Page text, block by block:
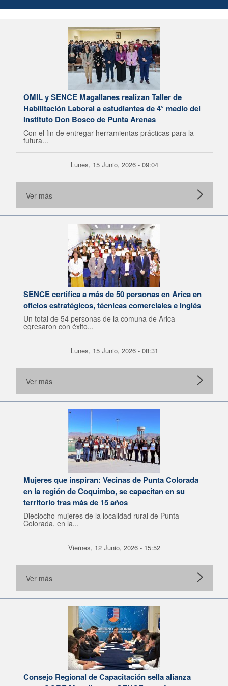
OMIL y SENCE Magallanes realizan Taller de
Habilitación Laboral a estudiantes de 4° medio del
Instituto Don Bosco de Punta Arenas
Con el fin de entregar herramientas prácticas para la
futura...
Lunes, 15 Junio, 2026 - 09:04
Ver más
SENCE certifica a más de 50 personas en Arica en
oficios estratégicos, técnicas comerciales e inglés
Un total de 54 personas de la comuna de Arica
egresaron con éxito...
Lunes, 15 Junio, 2026 - 08:31
Ver más
Mujeres que inspiran: Vecinas de Punta Colorada
en la región de Coquimbo, se capacitan en su
territorio tras más de 15 años
Dieciocho mujeres de la localidad rural de Punta
Colorada, en la...
Viernes, 12 Junio, 2026 - 15:52
Ver más
Consejo Regional de Capacitación sella alianza